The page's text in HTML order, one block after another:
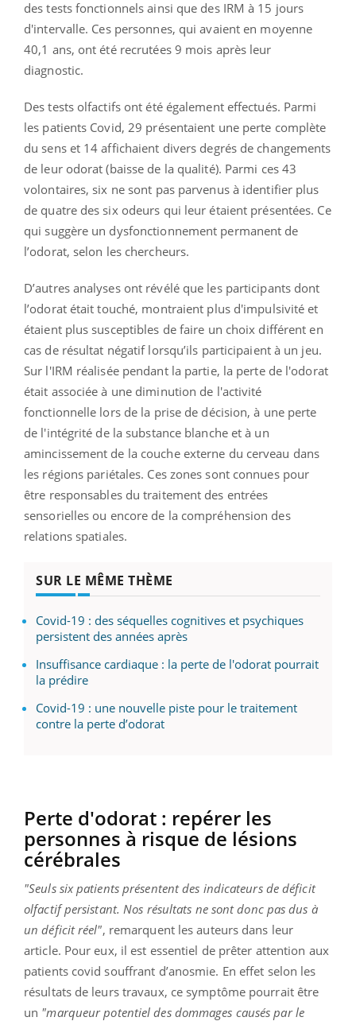
des tests fonctionnels ainsi que des IRM à 15 jours
d'intervalle. Ces personnes, qui avaient en moyenne
40,1 ans, ont été recrutées 9 mois après leur
diagnostic.
Des tests olfactifs ont été également effectués. Parmi
les patients Covid, 29 présentaient une perte complète
du sens et 14 affichaient divers degrés de changements
de leur odorat (baisse de la qualité). Parmi ces 43
volontaires, six ne sont pas parvenus à identifier plus
de quatre des six odeurs qui leur étaient présentées. Ce
qui suggère un dysfonctionnement permanent de
l’odorat, selon les chercheurs.
D’autres analyses ont révélé que les participants dont
l’odorat était touché, montraient plus d'impulsivité et
étaient plus susceptibles de faire un choix différent en
cas de résultat négatif lorsqu’ils participaient à un jeu.
Sur l'IRM réalisée pendant la partie, la perte de l'odorat
était associée à une diminution de l'activité
fonctionnelle lors de la prise de décision, à une perte
de l'intégrité de la substance blanche et à un
amincissement de la couche externe du cerveau dans
les régions pariétales. Ces zones sont connues pour
être responsables du traitement des entrées
sensorielles ou encore de la compréhension des
relations spatiales.
SUR LE MÊME THÈME
Covid-19 : des séquelles cognitives et psychiques
persistent des années après
Insuffisance cardiaque : la perte de l'odorat pourrait
la prédire
Covid-19 : une nouvelle piste pour le traitement
contre la perte d’odorat
Perte d'odorat : repérer les
personnes à risque de lésions
cérébrales
"Seuls six patients présentent des indicateurs de déficit
olfactif persistant. Nos résultats ne sont donc pas dus à
un déficit réel", remarquent les auteurs dans leur
article. Pour eux, il est essentiel de prêter attention aux
patients covid souffrant d’anosmie. En effet selon les
résultats de leurs travaux, ce symptôme pourrait être
un "marqueur potentiel des dommages causés par le